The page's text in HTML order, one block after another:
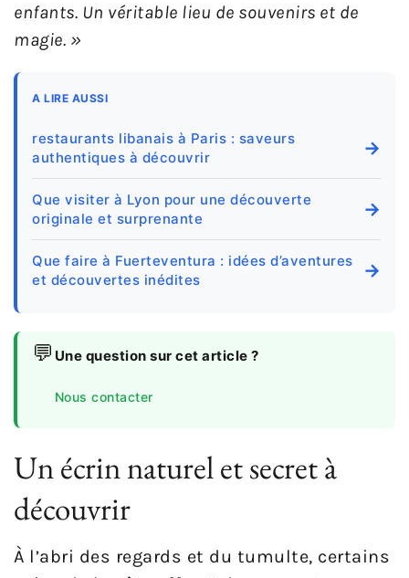
enfants. Un véritable lieu de souvenirs et de
magie. »
A LIRE AUSSI
restaurants libanais à Paris : saveurs
authentiques à découvrir
→
Que visiter à Lyon pour une découverte
originale et surprenante
→
Que faire à Fuerteventura : idées d’aventures
et découvertes inédites
→
💬 Une question sur cet article ?
Nous contacter
Un écrin naturel et secret à
découvrir
À l’abri des regards et du tumulte, certains